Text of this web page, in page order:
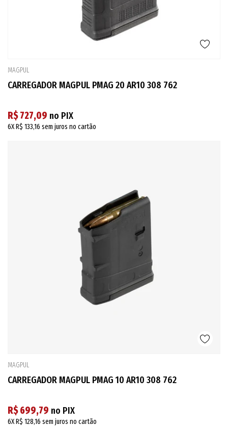
MAGPUL
CARREGADOR MAGPUL PMAG 20 AR10 308 762
R$ 727,09 no PIX
6XR$ 133,16 sem juros no cartão
MAGPUL
CARREGADOR MAGPUL PMAG 10 AR10 308 762
R$ 699,79 no PIX
6XR$ 128,16 sem juros no cartão